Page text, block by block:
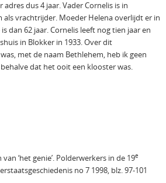
dus 4 jaar. Vader Cornelis is in
als vrachtrijder. Moeder Helena overlijdt er in
dan 62 jaar. Cornelis leeft nog tien jaar en
in Blokker in 1933. Over dit
met de naam Bethlehem, heb ik geen
dat het ooit een klooster was.
‘het genie’. Polderwerkers in de 19e
no 7 1998, blz. 97-101